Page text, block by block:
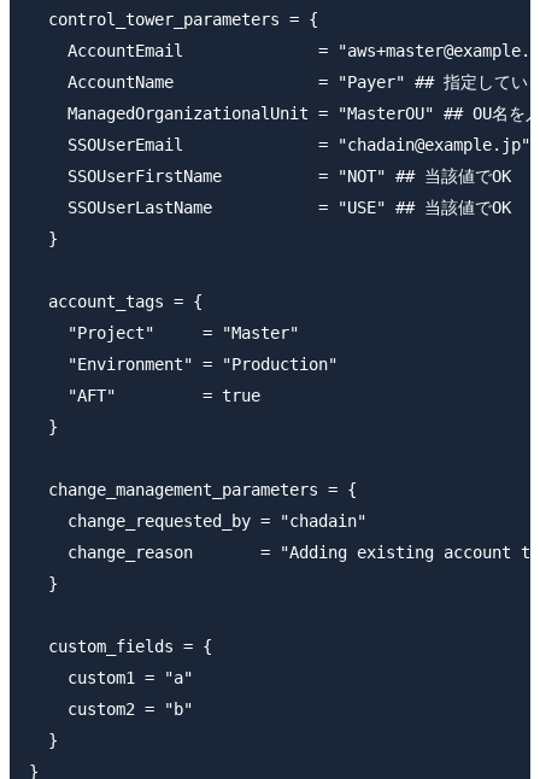
  control_tower_parameters = {
AccountEmail              =
AccountName               = "Payer" ## 指定してい
ManagedOrganizationalUnit = "MasterOU" ## OU名を入
SSOUserEmail              = "chadain@example.jp" ##
    SSOUserFirstName          = "NOT" ## 当該値でOK
SSOUserLastName           = "USE" ## 当該値でOK （
  }
  account_tags = {
    "Project"     = "Master"
    "Environment" = "Production"
    "AFT"         = true
  }
  change_management_parameters = {
    change_requested_by = "chadain"
change_reason       = "Adding existing account
  }
  custom_fields = {
    custom1 = "a"
    custom2 = "b"
  }
}